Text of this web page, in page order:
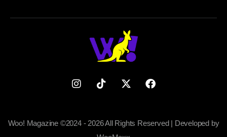
Woo! Magazine ©2024 - 2026 All Rights Reserved | Developed by